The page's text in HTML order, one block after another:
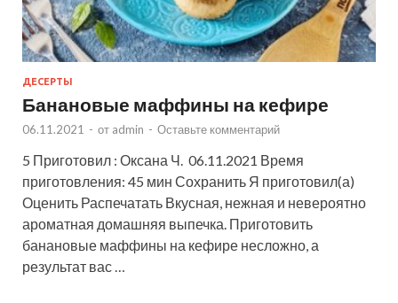
ДЕСЕРТЫ
Банановые маффины на кефире
06.11.2021 - от admin - Оставьте комментарий
5 Приготовил : Оксана Ч. 06.11.2021 Время
приготовления: 45 мин Сохранить Я приготовил(а)
Оценить Распечатать Вкусная, нежная и невероятно
ароматная домашняя выпечка. Приготовить
банановые маффины на кефире несложно, а
результат вас …